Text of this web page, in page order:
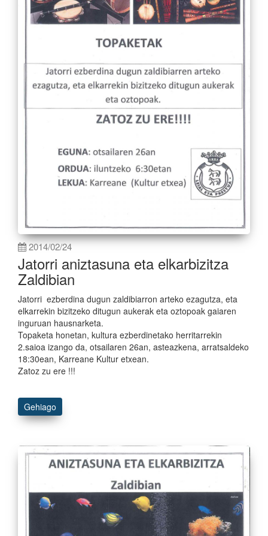
2014/02/24
Jatorri aniztasuna eta elkarbizitza
Zaldibian
Jatorri ezberdina dugun zaldibiarron arteko ezagutza, eta
elkarrekin bizitzeko ditugun aukerak eta oztopoak gaiaren
inguruan hausnarketa.
Topaketa honetan, kultura ezberdinetako herritarrekin
2.saioa izango da, otsailaren 26an, asteazkena, arratsaldeko
18:30ean, Karreane Kultur etxean.
Zatoz zu ere !!!
Gehiago